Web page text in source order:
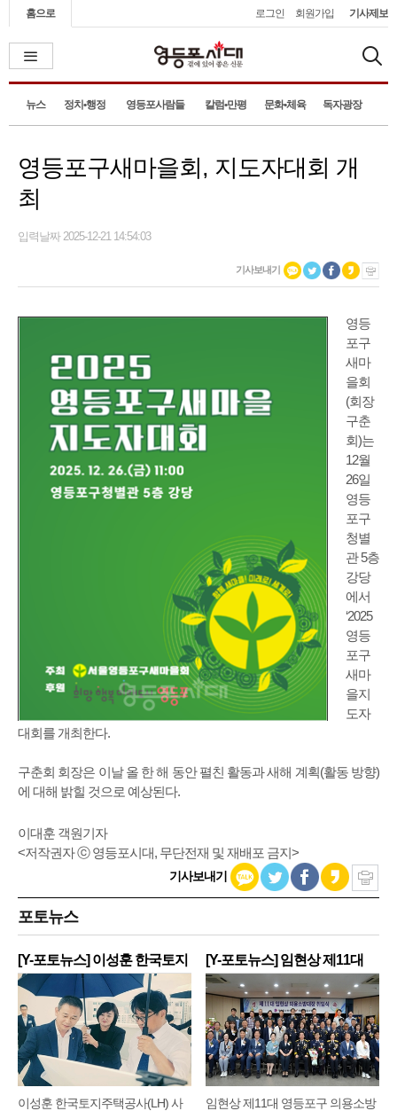
홈으로 로그인 회원가입 기사제보
뉴스 정치•행정 영등포사람들 칼럼•만평 문화•체육 독자광장
영등포구새마을회, 지도자대회 개
최
입력날짜 2025-12-21 14:54:03
기사보내기
영등
포구
새마
을회
(회장
구춘
회)는
12월
26일
영등
포구
청별
관 5층
강당
에서
‘2025
영등
포구
새마
을지
도자
대회를 개최한다.
구춘회 회장은 이날 올 한 해 동안 펼친 활동과 새해 계획(활동 방향)
에 대해 밝힐 것으로 예상된다.
이대훈 객원기자
<저작권자 ⓒ 영등포시대, 무단전재 및 재배포 금지>
기사보내기
포토뉴스
[Y-포토뉴스] 이성훈 한국토지
주
이성훈 한국토지주택공사(LH) 사
[Y-포토뉴스] 임현상 제11대
영
임현상 제11대 영등포구 의용소방